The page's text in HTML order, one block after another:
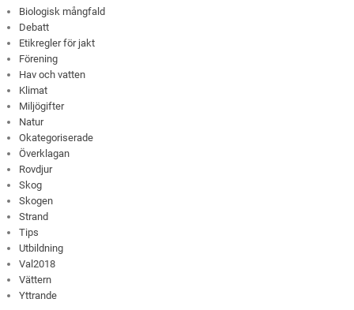
Biologisk mångfald
Debatt
Etikregler för jakt
Förening
Hav och vatten
Klimat
Miljögifter
Natur
Okategoriserade
Överklagan
Rovdjur
Skog
Skogen
Strand
Tips
Utbildning
Val2018
Vättern
Yttrande